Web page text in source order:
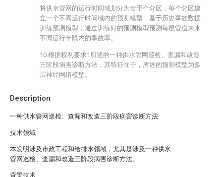
Description
一种供水管网巡检、查漏和改造三阶段病害诊断方法
技术领域
本发明涉及市政工程和给排水领域，尤其是涉及一种供水
管网巡检、查漏和改造三阶段病害诊断方法。
背景技术
将供水管网的运行时间域划分为若干个分区，每个分区建
立一个不同运行时间域内的预测模型，基于历史事故数据
训练预测模型，通过训练好的预测模型预测每根管道未来
不同运行年限内的事故率。
10.根据权利要求1所述的一种供水管网巡检、查漏和改造
三阶段病害诊断方法，其特征在于，所述的预测模型为多
层神经网络模型。